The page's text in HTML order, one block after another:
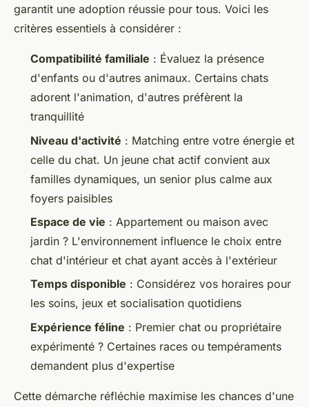
garantit une adoption réussie pour tous. Voici les
critères essentiels à considérer :
Compatibilité familiale : Évaluez la présence
d'enfants ou d'autres animaux. Certains chats
adorent l'animation, d'autres préfèrent la
tranquillité
Niveau d'activité : Matching entre votre énergie et
celle du chat. Un jeune chat actif convient aux
familles dynamiques, un senior plus calme aux
foyers paisibles
Espace de vie : Appartement ou maison avec
jardin ? L'environnement influence le choix entre
chat d'intérieur et chat ayant accès à l'extérieur
Temps disponible : Considérez vos horaires pour
les soins, jeux et socialisation quotidiens
Expérience féline : Premier chat ou propriétaire
expérimenté ? Certaines races ou tempéraments
demandent plus d'expertise
Cette démarche réfléchie maximise les chances d'une